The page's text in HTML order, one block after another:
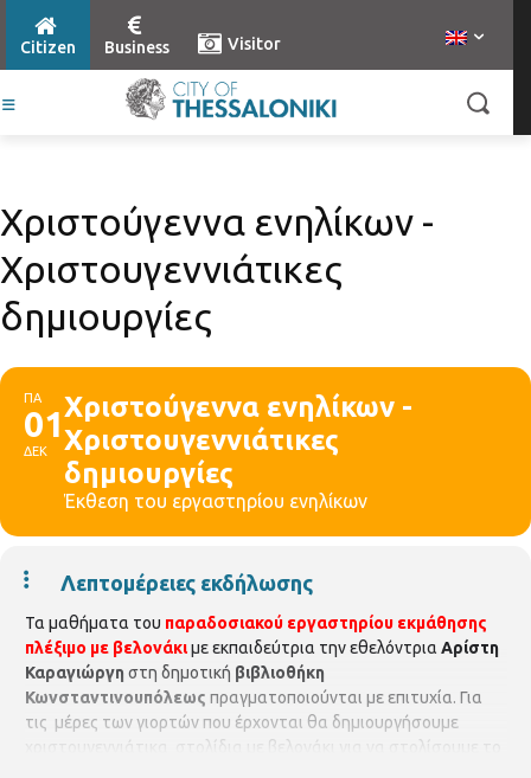
Citizen Business Visitor
Χριστούγεννα ενηλίκων -
Χριστουγεννιάτικες
δημιουργίες
ΠΑ
01
ΔΕΚ
Χριστούγεννα ενηλίκων -
Χριστουγεννιάτικες
δημιουργίες
Έκθεση του εργαστηρίου ενηλίκων
Λεπτομέρειες εκδήλωσης
Τα μαθήματα του παραδοσιακού εργαστηρίου εκμάθησης
πλέξιμο με βελονάκιμε εκπαιδεύτρια την εθελόντρια Αρίστη
Καραγιώργη στη δημοτική βιβλιοθήκη
Κωνσταντινουπόλεως πραγματοποιούνται με επιτυχία. Για
τις μέρες των γιορτών που έρχονται θα δημιουργήσουμε
χριστουγεννιάτικα στολίδια με βελονάκι για να στολίσουμε το